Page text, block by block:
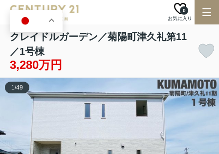
お気に入り
0
クレイドルガーデン／菊陽町津久礼第11
／1号棟
3,280万円
1/49